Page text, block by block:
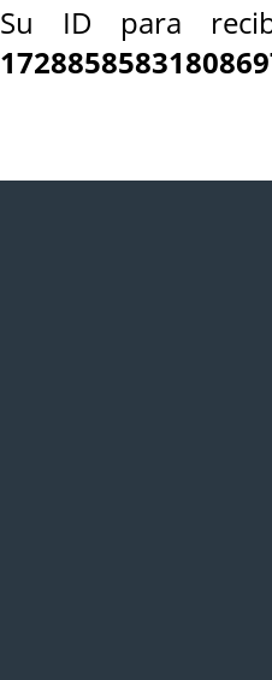
Su ID para